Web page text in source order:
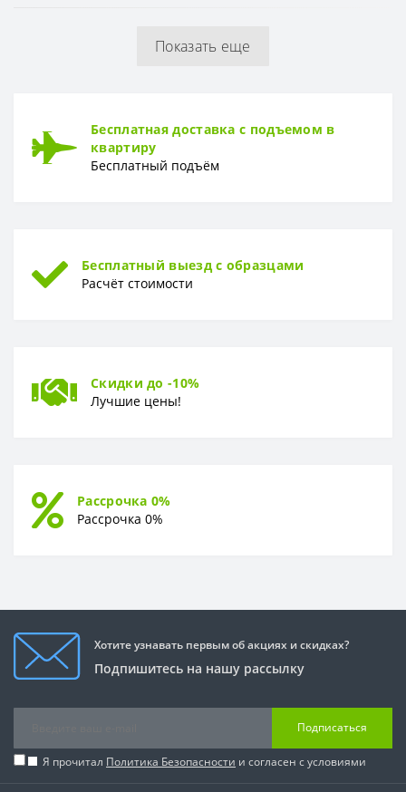
Показать еще
Бесплатная доставка с подъемом в
квартиру
Бесплатный подъём
Бесплатный выезд с образцами
Расчёт стоимости
Скидки до -10%
Лучшие цены!
Рассрочка 0%
Рассрочка 0%
Хотите узнавать первым об акциях и скидках?
Подпишитесь на нашу рассылку
Подписаться
Я прочитал Политика Безопасности и согласен с условиями